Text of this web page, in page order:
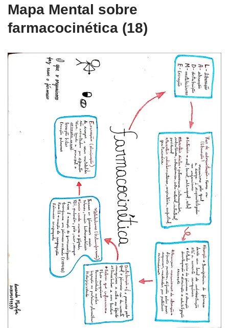
Mapa Mental sobre
farmacocinética (18)